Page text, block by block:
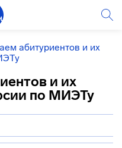
абитуриентов и их
и их
по МИЭТу